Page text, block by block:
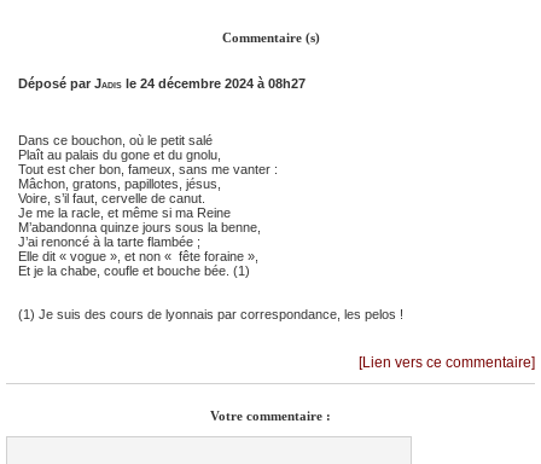
Commentaire (s)
Déposé par Jadis le 24 décembre 2024 à 08h27
Dans ce bouchon, où le petit salé
Plaît au palais du gone et du gnolu,
Tout est cher bon, fameux, sans me vanter :
Mâchon, gratons, papillotes, jésus,
Voire, s’il faut, cervelle de canut.
Je me la racle, et même si ma Reine
M’abandonna quinze jours sous la benne,
J’ai renoncé à la tarte flambée ;
Elle dit « vogue », et non « fête foraine »,
Et je la chabe, coufle et bouche bée. (1)
(1) Je suis des cours de lyonnais par correspondance, les pelos !
[Lien vers ce commentaire]
Votre commentaire :